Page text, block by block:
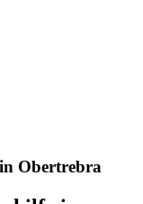
Obertrebra